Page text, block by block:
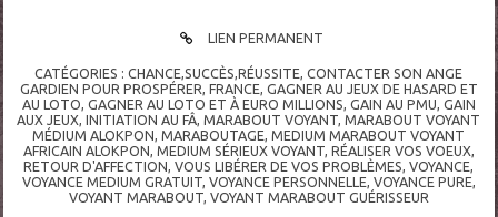
LIEN PERMANENT
CATÉGORIES :CHANCE,SUCCÈS,RÉUSSITE,CONTACTER SON ANGE
GARDIEN POUR PROSPÉRER, FRANCE, GAGNER AU JEUX DE HASARD ET
AU LOTO, GAGNER AU LOTO ET À EURO MILLIONS, GAIN AU PMU, GAIN
AUX JEUX,INITIATION AU FÂ,MARABOUT VOYANT,MARABOUT VOYANT
MÉDIUM ALOKPON,MARABOUTAGE,MEDIUM MARABOUT VOYANT
AFRICAIN ALOKPON, MEDIUM SÉRIEUX VOYANT, RÉALISER VOS VOEUX,
RETOUR D'AFFECTION,VOUS LIBÉRER DE VOS PROBLÈMES,VOYANCE,
VOYANCE MEDIUM GRATUIT, VOYANCE PERSONNELLE, VOYANCE PURE,
VOYANT MARABOUT, VOYANT MARABOUT GUÉRISSEUR